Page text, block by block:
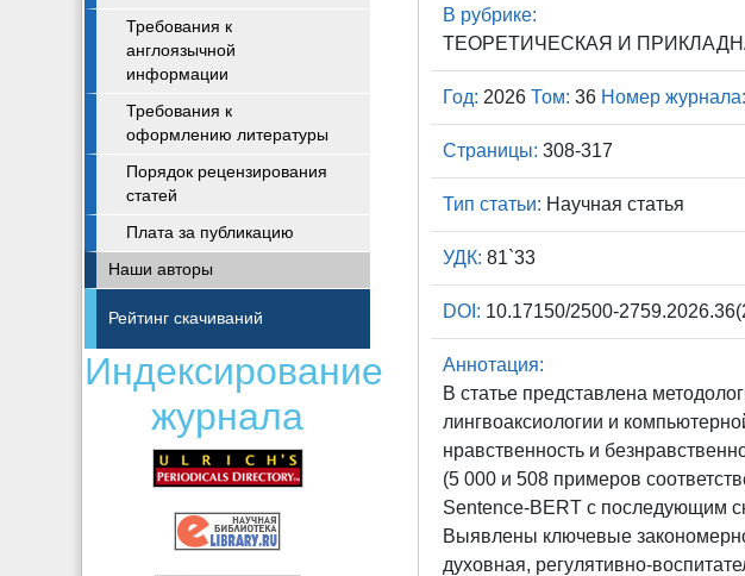
Требования к
англоязычной
информации
Требования к
оформлению литературы
Порядок рецензирования
статей
Плата за публикацию
Наши авторы
Рейтинг скачиваний
Индексирование
журнала
В рубрике:
ТЕОРЕТИЧЕСКАЯ И
Год: 2026Том: 36 Номер журнала:
Страницы: 308-317
Тип статьи: Научная статья
УДК: 81`33
DOI: 10.17150/2500-
Аннотация:
В статье представлена
лингвоаксиологии и
нравственность и
(5 000 и 508 примеров
Sentence-BERT с последующим
Выявлены ключевые
духовная, регулятивно-